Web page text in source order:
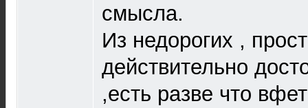
смысла.
Из недорогих ,
действительно
,есть разве что